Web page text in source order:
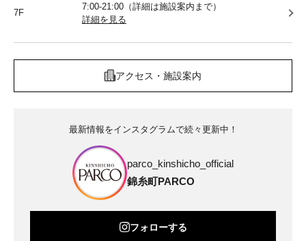
7F
7:00-21:00（詳細は施設案内まで）
詳細を見る
アクセス・施設案内
最新情報をインスタグラムで続々更新中！
parco_kinshicho_official
錦糸町PARCO
フォローする